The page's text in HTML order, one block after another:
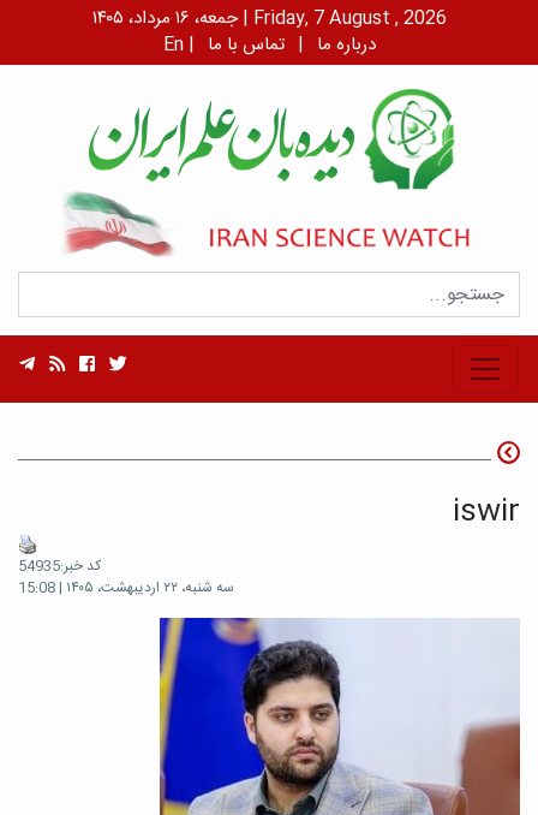
جمعه، ۱۶ مرداد، ۱۴۰۵ | Friday, 7 August , 2026
En | درباره ما | تماس با ما
iswir
کد خبر:54935
سه شنبه، ۲۲ اردیبهشت، ۱۴۰۵ | 15:08